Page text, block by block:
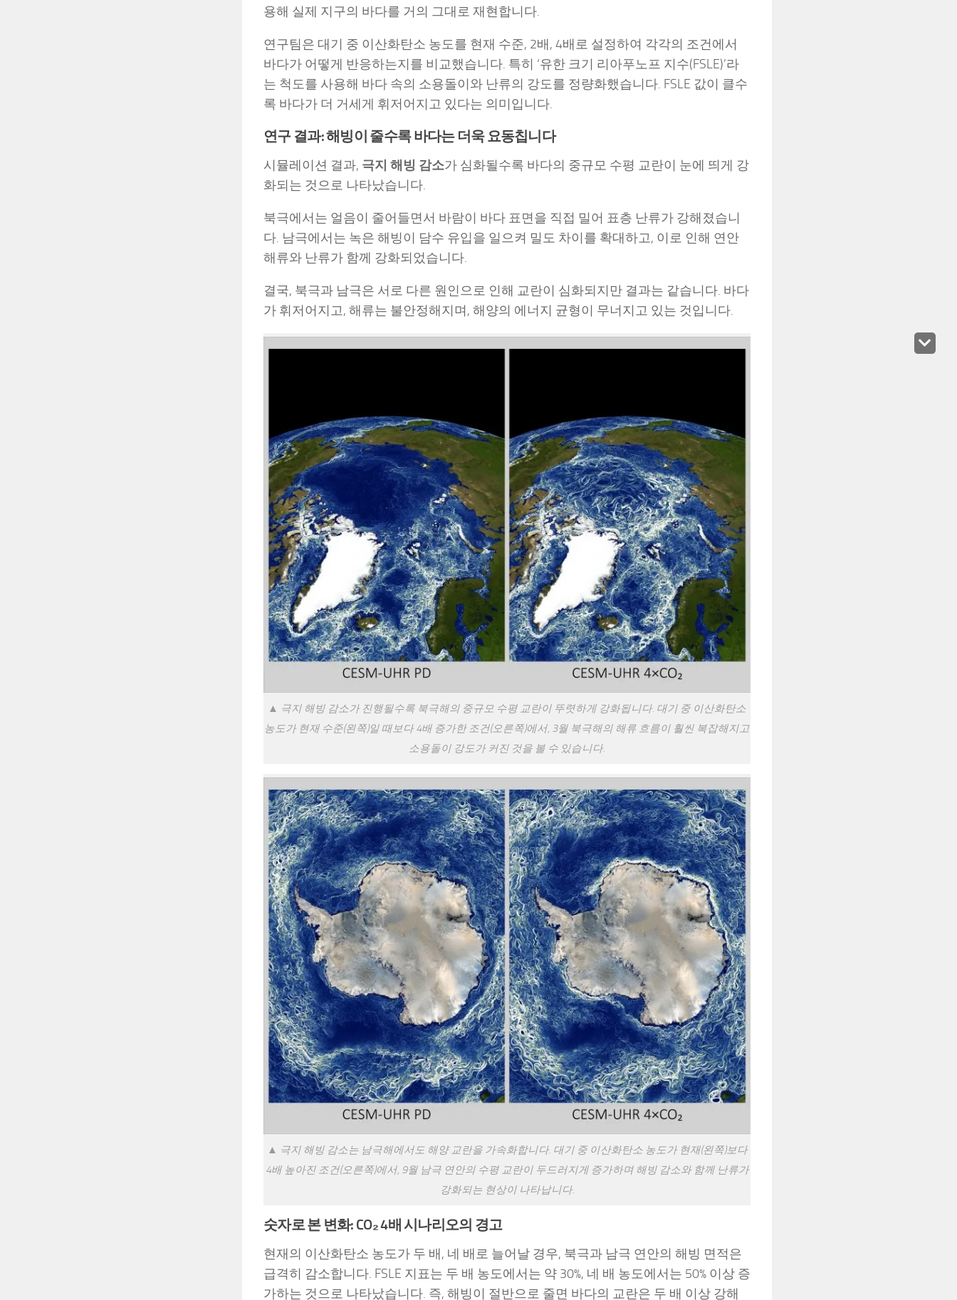
용해 실제 지구의 바다를 거의 그대로 재현합니다.
연구팀은 대기 중 이산화탄소 농도를 현재 수준, 2배, 4배로 설정하여 각각의 조건에서
바다가 어떻게 반응하는지를 비교했습니다. 특히 ‘유한 크기 리아푸노프 지수(FSLE)’라
는 척도를 사용해 바다 속의 소용돌이와 난류의 강도를 정량화했습니다. FSLE 값이 클수
록 바다가 더 거세게 휘저어지고 있다는 의미입니다.
연구 결과: 해빙이 줄수록 바다는 더욱 요동칩니다
시뮬레이션 결과, 극지 해빙 감소가 심화될수록 바다의 중규모 수평 교란이 눈에 띄게 강
화되는 것으로 나타났습니다.
북극에서는 얼음이 줄어들면서 바람이 바다 표면을 직접 밀어 표층 난류가 강해졌습니
다. 남극에서는 녹은 해빙이 담수 유입을 일으켜 밀도 차이를 확대하고, 이로 인해 연안
해류와 난류가 함께 강화되었습니다.
결국, 북극과 남극은 서로 다른 원인으로 인해 교란이 심화되지만 결과는 같습니다. 바다
가 휘저어지고, 해류는 불안정해지며, 해양의 에너지 균형이 무너지고 있는 것입니다.
▲ 극지 해빙 감소가 진행될수록 북극해의 중규모 수평 교란이 뚜렷하게 강화됩니다. 대기 중 이산화탄소
농도가 현재 수준(왼쪽)일 때보다 4배 증가한 조건(오른쪽)에서, 3월 북극해의 해류 흐름이 훨씬 복잡해지고
소용돌이 강도가 커진 것을 볼 수 있습니다.
▲ 극지 해빙 감소는 남극해에서도 해양 교란을 가속화합니다. 대기 중 이산화탄소 농도가 현재(왼쪽)보다
4배 높아진 조건(오른쪽)에서, 9월 남극 연안의 수평 교란이 두드러지게 증가하며 해빙 감소와 함께 난류가
강화되는 현상이 나타납니다.
숫자로 본 변화: CO₂ 4배 시나리오의 경고
현재의 이산화탄소 농도가 두 배, 네 배로 늘어날 경우, 북극과 남극 연안의 해빙 면적은
급격히 감소합니다. FSLE 지표는 두 배 농도에서는 약 30%, 네 배 농도에서는 50% 이상 증
가하는 것으로 나타났습니다. 즉, 해빙이 절반으로 줄면 바다의 교란은 두 배 이상 강해